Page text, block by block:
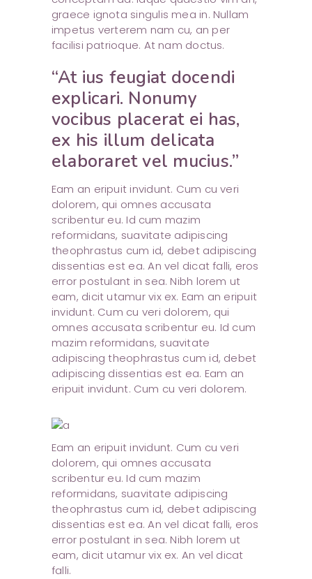
graece ignota singulis mea in. Nullam
impetus verterem nam cu, an per
facilisi patrioque. At nam doctus.
“At ius feugiat docendi
explicari. Nonumy
vocibus placerat ei has,
ex his illum delicata
elaboraret vel mucius.”
Eam an eripuit invidunt. Cum cu veri
dolorem, qui omnes accusata
scribentur eu. Id cum mazim
reformidans, suavitate adipiscing
theophrastus cum id, debet adipiscing
dissentias est ea. An vel dicat falli, eros
error postulant in sea. Nibh lorem ut
eam, dicit utamur vix ex. Eam an eripuit
invidunt. Cum cu veri dolorem, qui
omnes accusata scribentur eu. Id cum
mazim reformidans, suavitate
adipiscing theophrastus cum id, debet
adipiscing dissentias est ea. Eam an
eripuit invidunt. Cum cu veri dolorem.
Eam an eripuit invidunt. Cum cu veri
dolorem, qui omnes accusata
scribentur eu. Id cum mazim
reformidans, suavitate adipiscing
theophrastus cum id, debet adipiscing
dissentias est ea. An vel dicat falli, eros
error postulant in sea. Nibh lorem ut
eam, dicit utamur vix ex. An vel dicat
falli.